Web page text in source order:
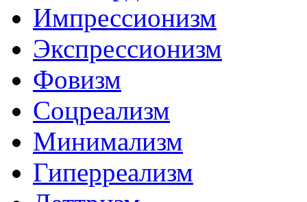
Импрессионизм
Экспрессионизм
Фовизм
Соцреализм
Минимализм
Гиперреализм